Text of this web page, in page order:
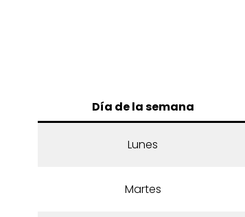
Día de la semana
Lunes
Martes